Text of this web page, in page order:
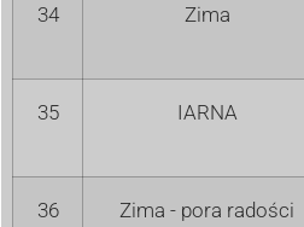
34 Zima
35 IARNA
36 Zima - pora radości